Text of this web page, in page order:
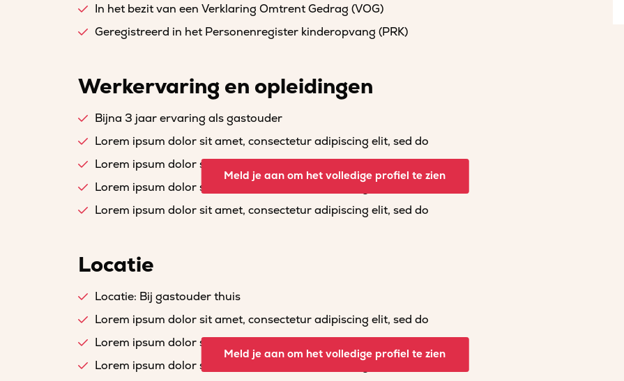
In het bezit van een Verklaring Omtrent Gedrag (VOG)
Geregistreerd in het Personenregister kinderopvang (PRK)
Werkervaring en opleidingen
Bijna 3 jaar ervaring als gastouder
Lorem ipsum dolor sit amet, consectetur adipiscing elit, sed do
Lorem ipsum dolor sit amet, consectetur adipiscing elit, sed do
Lorem ipsum dolor sit amet, consectetur adipiscing elit, sed do
Lorem ipsum dolor sit amet, consectetur adipiscing elit, sed do
Meld je aan om het volledige profiel te zien
Locatie
Locatie: Bij gastouder thuis
Lorem ipsum dolor sit amet, consectetur adipiscing elit, sed do
Lorem ipsum dolor sit amet, consectetur adipiscing elit, sed do
Lorem ipsum dolor sit amet, consectetur adipiscing elit, sed do
Meld je aan om het volledige profiel te zien